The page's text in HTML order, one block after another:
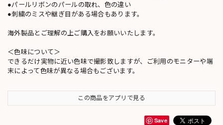
●パールリボンのパールの取れ、色の違い
●刺繍のミスや継ぎ目がある場合もあります。
海外製品とご理解の上ご購入をお願いいたします。
＜色味について＞
できるだけ実物に近い色味で撮影致しますが、ご利用のモニターや端
末によって色味が異なる場合もございます。
この商品をアプリで見る
Save